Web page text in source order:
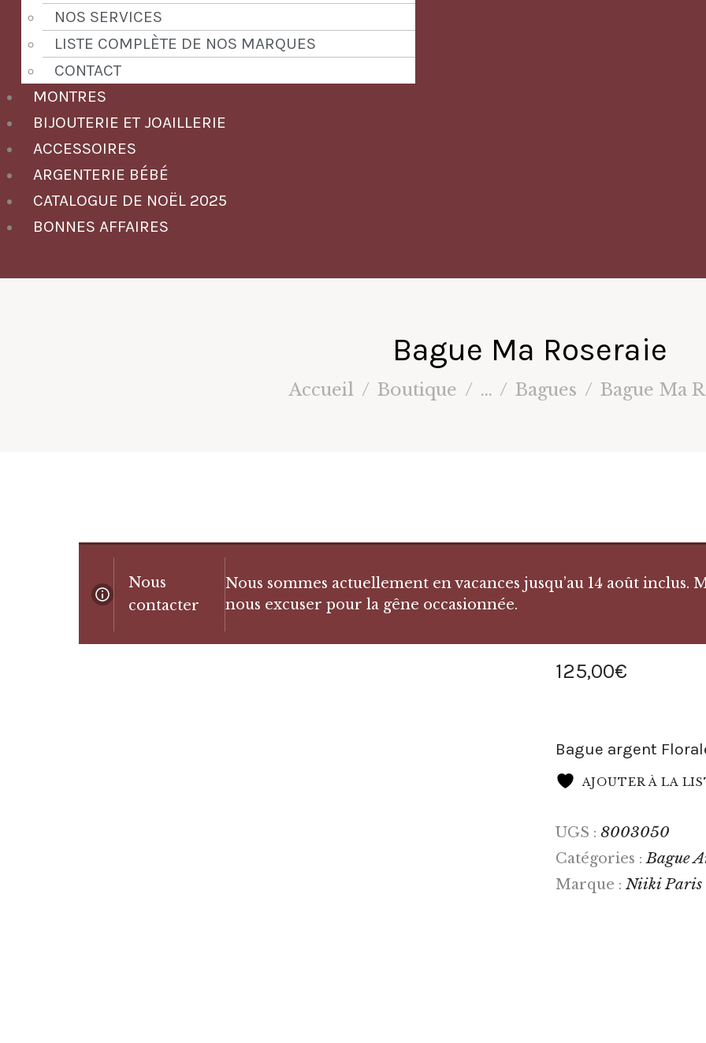
NOS SERVICES
LISTE COMPLÈTE DE NOS MARQUES
CONTACT
MONTRES
BIJOUTERIE ET JOAILLERIE
ACCESSOIRES
ARGENTERIE BÉBÉ
CATALOGUE DE NOËL 2025
BONNES AFFAIRES
Bague Ma Roseraie
Accueil Boutique ... Bagues Bague Ma
Nous
contacter
Nous sommes actuellement en vacances jusqu’au 14 août
nous excuser pour la gêne occasionnée.
125,00€
Bague argent
AJOUTER À LA
UGS : 8003050
Catégories :Bague
Marque : Niiki Paris